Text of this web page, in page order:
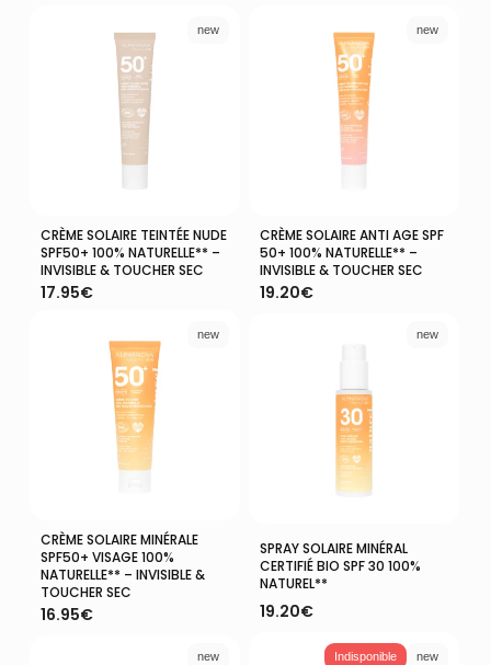
new
Ajouter Au Panier
CRÈME SOLAIRE TEINTÉE NUDE
SPF50+ 100% NATURELLE** –
INVISIBLE & TOUCHER SEC
17.95€
new
Ajouter Au Panier
CRÈME SOLAIRE ANTI AGE SPF
50+ 100% NATURELLE** –
INVISIBLE & TOUCHER SEC
19.20€
new
Ajouter Au Panier
CRÈME SOLAIRE MINÉRALE
SPF50+ VISAGE 100%
NATURELLE** – INVISIBLE &
TOUCHER SEC
16.95€
new
Ajouter Au Panier
SPRAY SOLAIRE MINÉRAL
CERTIFIÉ BIO SPF 30 100%
NATUREL**
19.20€
new Indisponible new